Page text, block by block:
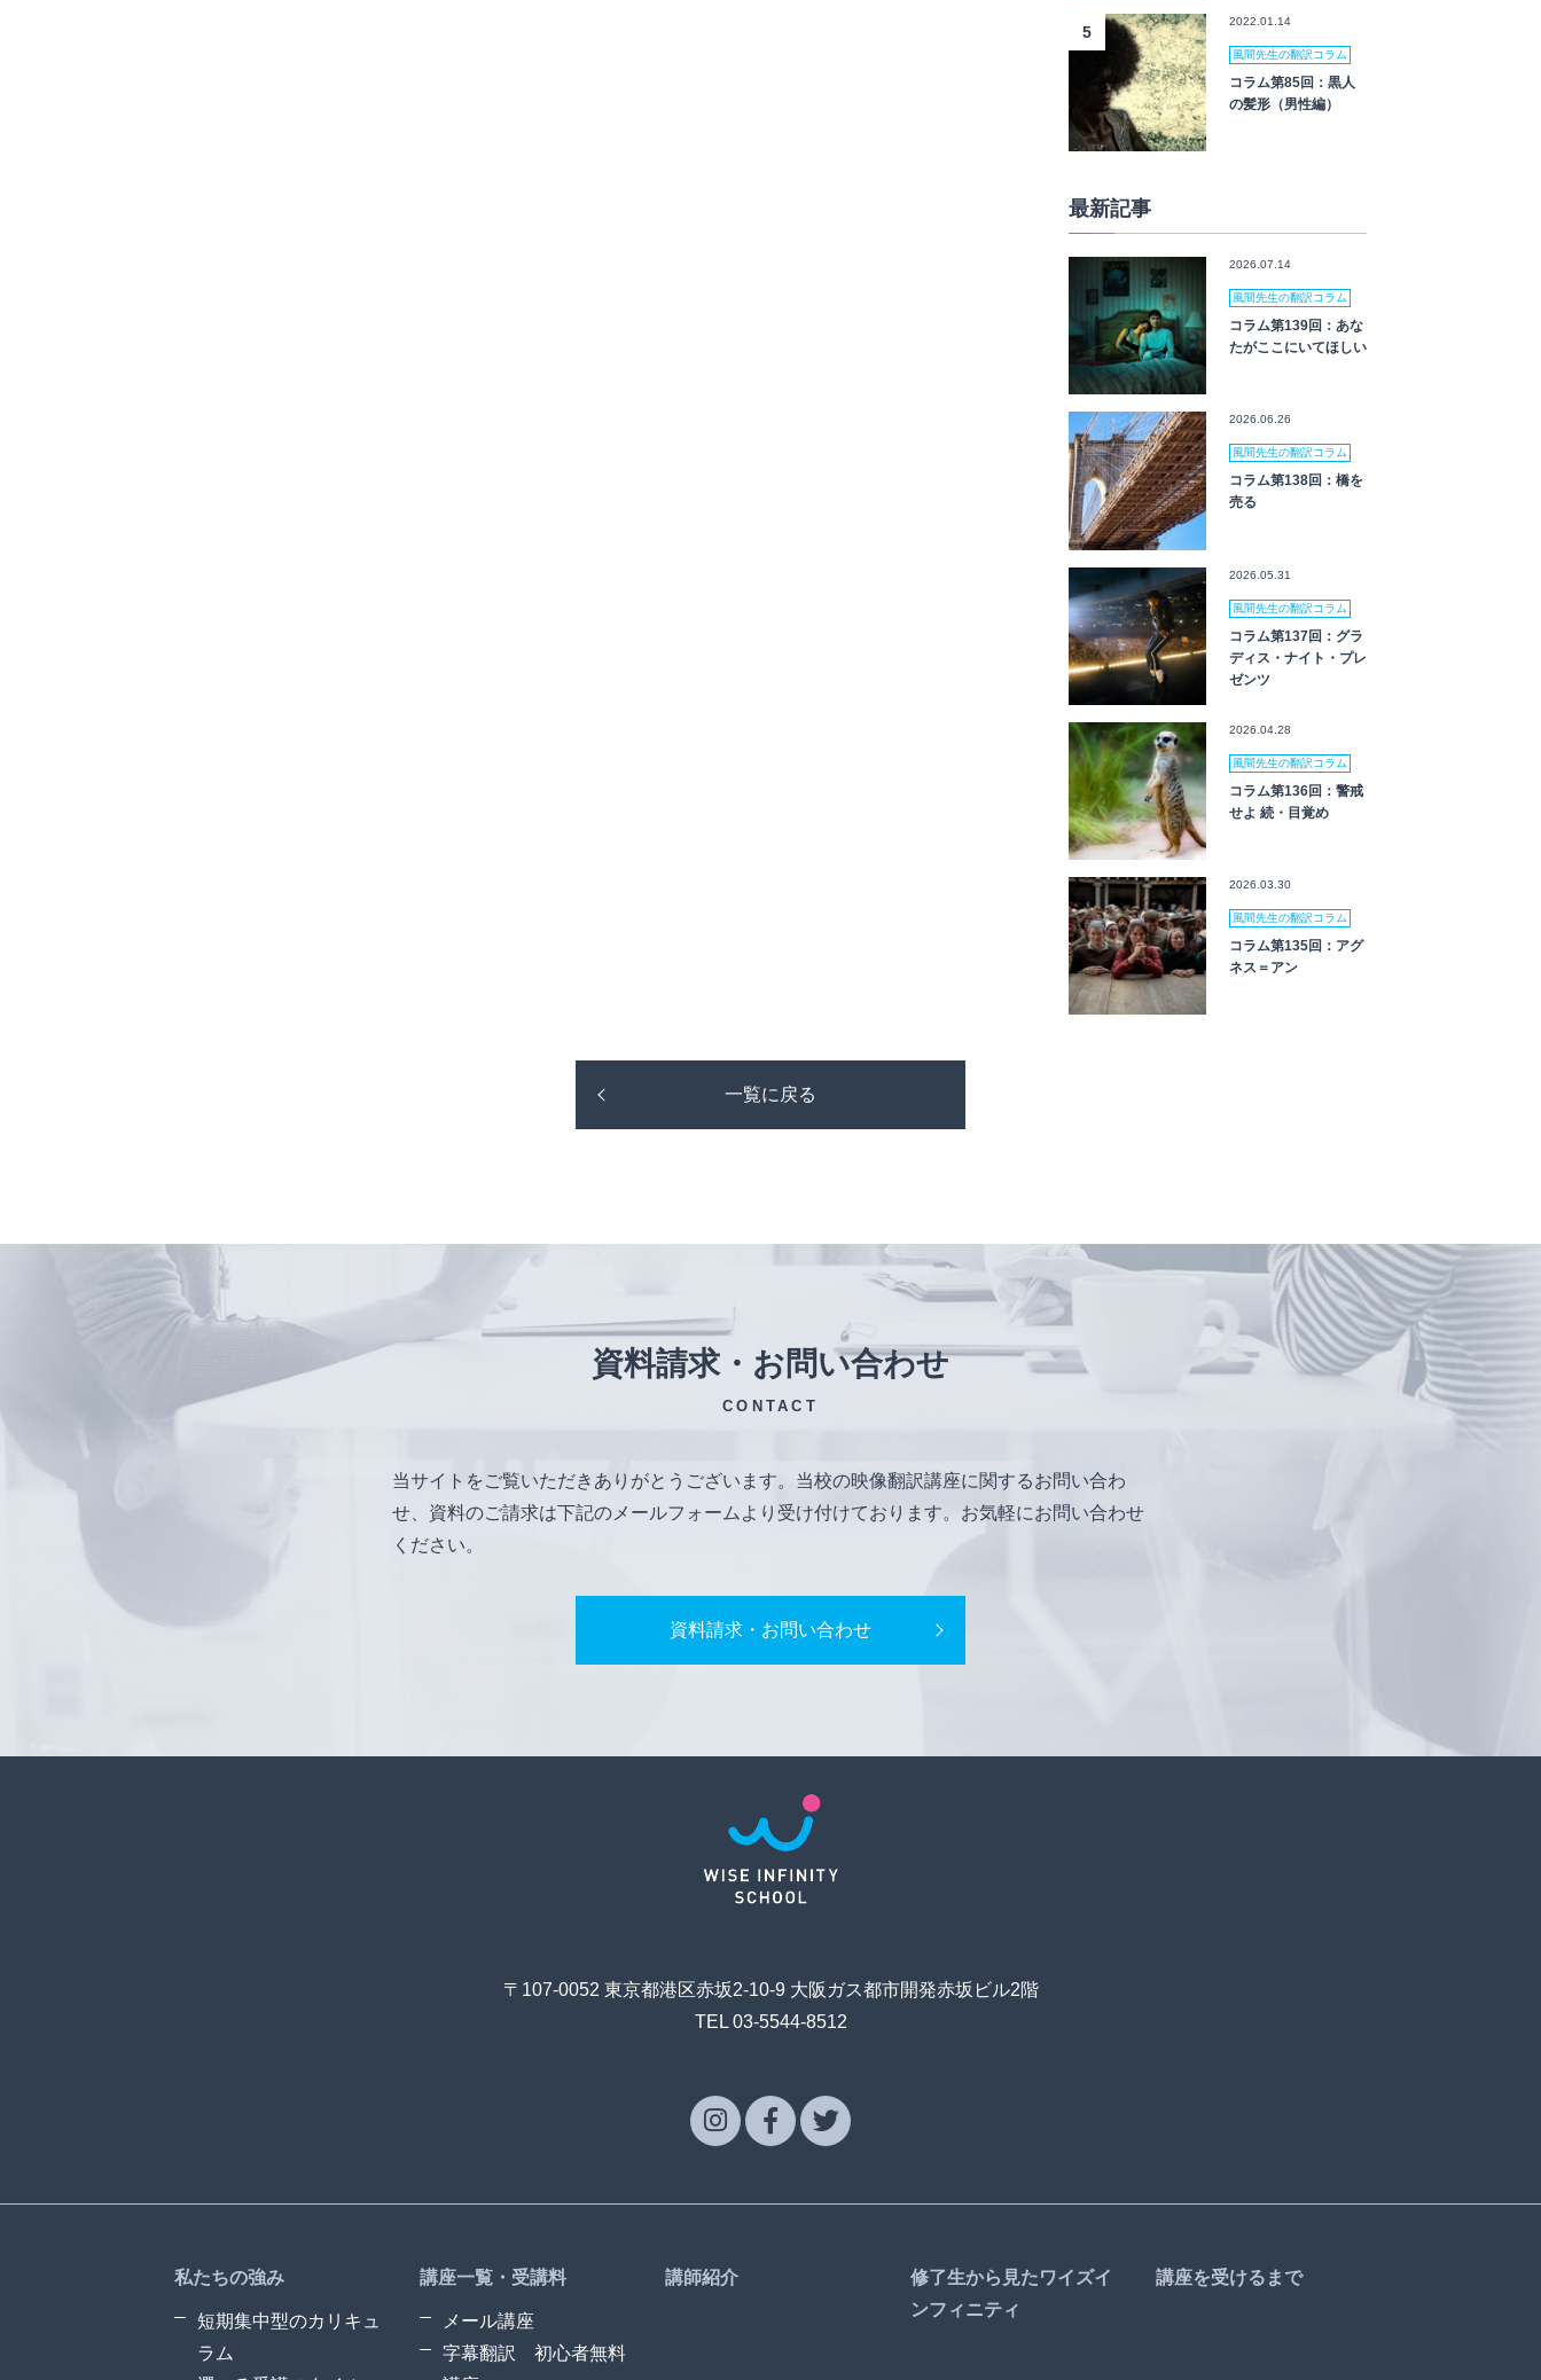
5
2022.01.14
風間先生の翻訳コラム
コラム第85回：黒人
の髪形（男性編）
最新記事
2026.07.14
風間先生の翻訳コラム
コラム第139回：あな
たがここにいてほしい
2026.06.26
風間先生の翻訳コラム
コラム第138回：橋を
売る
2026.05.31
風間先生の翻訳コラム
コラム第137回：グラ
ディス・ナイト・プレ
ゼンツ
2026.04.28
風間先生の翻訳コラム
コラム第136回：警戒
せよ 続・目覚め
2026.03.30
風間先生の翻訳コラム
コラム第135回：アグ
ネス＝アン
一覧に戻る
資料請求・お問い合わせ
CONTACT
当サイトをご覧いただきありがとうございます。当校の映像翻訳講座に関するお問い合わ
せ、資料のご請求は下記のメールフォームより受け付けております。お気軽にお問い合わせ
ください。
資料請求・お問い合わせ
〒107-0052 東京都港区赤坂2-10-9 大阪ガス都市開発赤坂ビル2階
TEL 03-5544-8512
私たちの強み
短期集中型のカリキュ
ラム
講座一覧・受講料
メール講座
字幕翻訳 初心者無料
講師紹介
修了生から見たワイズイ
ンフィニティ
講座を受けるまで